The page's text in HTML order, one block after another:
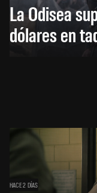
La Odisea
dólares en
HACE 2 DÍAS